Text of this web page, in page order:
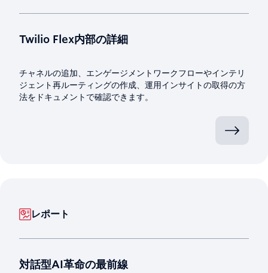
Twilio Flex内部の詳細
チャネルの追加、エンゲージメントワークフローやインテリ
ジェント再ルーティングの作成、運用インサイトの取得の方
法をドキュメントで確認できます。
レポート
対話型AI革命の最前線